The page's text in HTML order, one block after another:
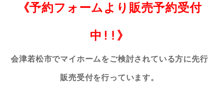
《予約フォームより販売予約受付
中!!》
会津若松市でマイホームをご検討されている方に先行
販売受付を行っています。